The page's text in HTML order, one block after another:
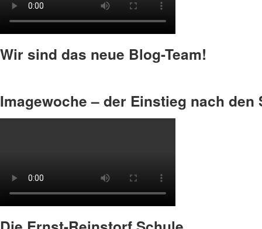
Wir sind das neue Blog-Team!
Imagewoche – der Einstieg nach den